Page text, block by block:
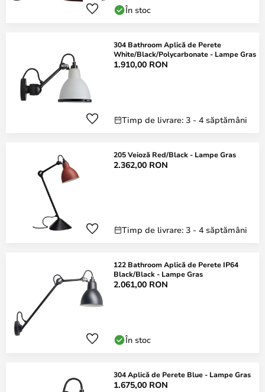
În stoc
304 Bathroom Aplică de Perete
White/Black/Polycarbonate - Lampe Gras
1.910,00 RON
Timp de livrare: 3 - 4 săptămâni
205 Veioză Red/Black - Lampe Gras
2.362,00 RON
Timp de livrare: 3 - 4 săptămâni
122 Bathroom Aplică de Perete IP64
Black/Black - Lampe Gras
2.061,00 RON
În stoc
304 Aplică de Perete Blue - Lampe Gras
1.675,00 RON